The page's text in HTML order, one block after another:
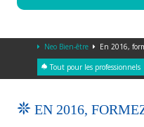
Neo Bien-être En 2016,
Tout pour les professionnels
EN 2016,